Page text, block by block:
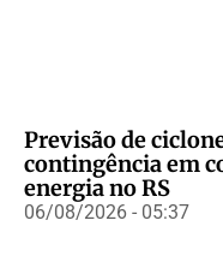
Previsão de
contingência em
energia no RS
06/08/2026 - 05:37